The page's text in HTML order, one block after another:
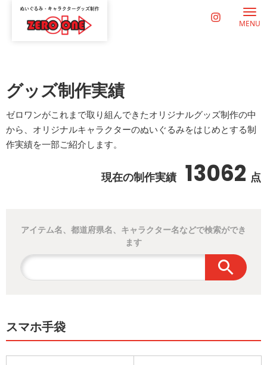
MENU
グッズ制作実績
ゼロワンがこれまで取り組んできたオリジナルグッズ制作の中
から、オリジナルキャラクターのぬいぐるみをはじめとする制
作実績を一部ご紹介します。
現在の制作実績 13062 点
アイテム名、都道府県名、キャラクター名などで検索ができ
ます
スマホ手袋